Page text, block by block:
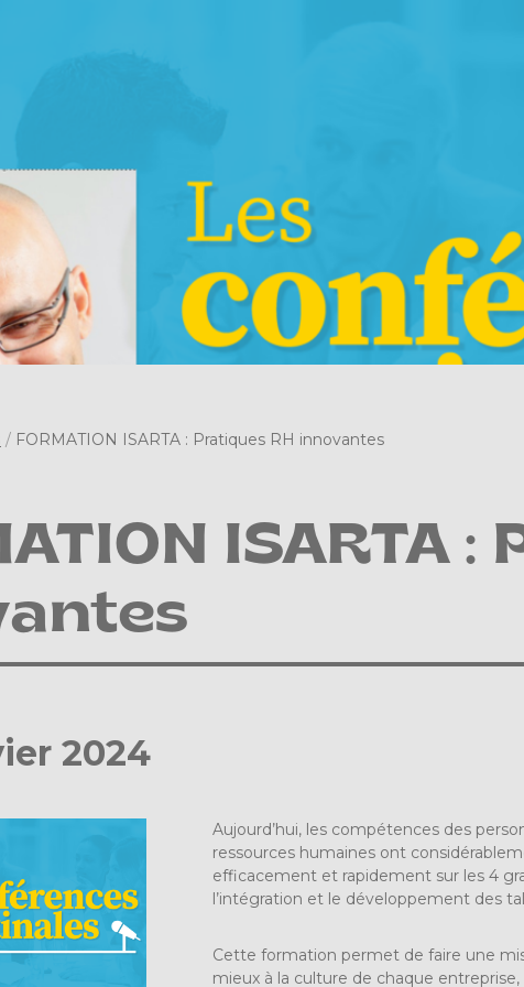
/ FORMATION ISARTA : Pratiques RH innovantes
ISARTA
2024
Aujourd’hui, les compétences des
ressources humaines ont
efficacement et rapidement sur les 4
l’intégration et le développement des
Cette formation permet de faire une
mieux à la culture de chaque entreprise,